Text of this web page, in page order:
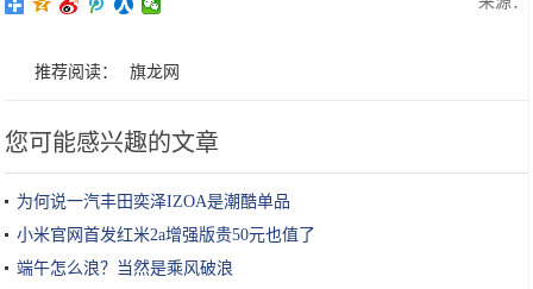
推荐阅读： 旗龙网
您可能感兴趣的文章
为何说一汽丰田奕泽IZOA是潮酷单品
小米官网首发红米2a增强版贵50元也值了
端午怎么浪？当然是乘风破浪